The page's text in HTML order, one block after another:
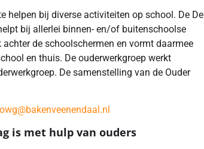
helpen bij diverse activiteiten op school. De De
bij allerlei binnen- en/of buitenschoolse
de schoolschermen en vormt daarmee
en thuis. De ouderwerkgroep werkt
De samenstelling van de Ouder
owg@bakenveenendaal.nl
is met hulp van ouders